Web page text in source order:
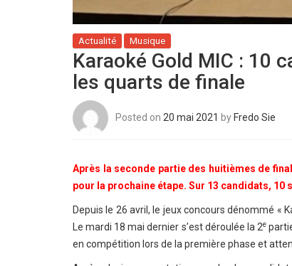
Actualité Musique
Karaoké Gold MIC : 10
les quarts de finale
Posted on 20 mai 2021 by Fredo Sie
Après la seconde partie des huitièmes de
pour la prochaine étape. Sur 13 candidats,
Depuis le 26 avril, le jeux concours dénommé «
Le mardi 18 mai dernier s’est déroulée la 2e
en compétition lors de la première phase et